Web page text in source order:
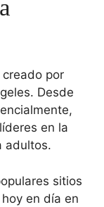
creado por
Desde
en la
adultos.
sitios
en día en